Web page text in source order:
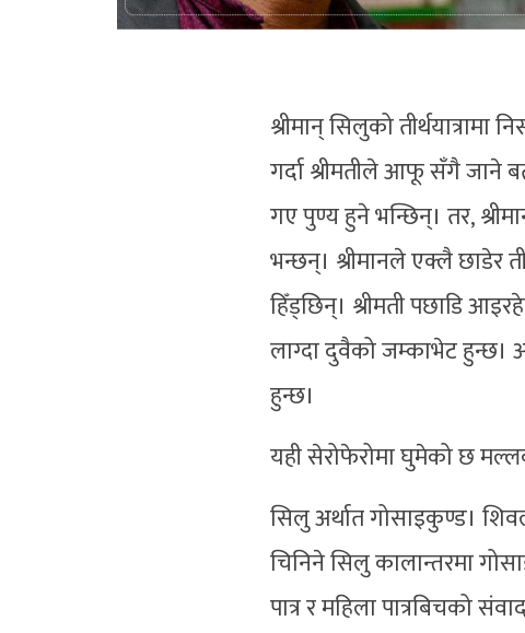
श्रीमान् सिलुको तीर्थयात्रामा
गर्दा श्रीमतीले आफू सँगै जाने
गए पुण्य हुने भन्छिन्। तर,
भन्छन्। श्रीमानले एक्लै छाडेर
हिँड्छिन्। श्रीमती पछाडि
लाग्दा दुवैको जम्काभेट हुन्छ।
हुन्छ।
यही सेरोफेरोमा घुमेको छ
सिलु अर्थात गोसाइकुण्ड।
चिनिने सिलु कालान्तरमा
पात्र र महिला पात्रबिचको